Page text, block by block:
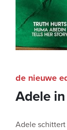
Adele
de nieuwe
Adele